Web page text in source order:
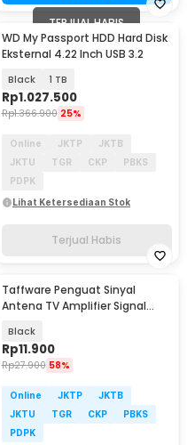
TERJUAL HABIS
WD My Passport HDD Hard Disk
Eksternal 4.22 Inch USB 3.2
Black 1 TB
Rp1.027.500
Rp1.366.900 25%
Online JKTP
JKTB
JKTU
TGR CKP
PBKS
PDPK
Lihat Ketersediaan Stok
Terjual Habis
Taffware Penguat Sinyal
Antena TV Amplifier Signal
Black
Rp11.900
Rp27.900 58%
Online JKTP
JKTB
JKTU
TGR CKP
PBKS
PDPK